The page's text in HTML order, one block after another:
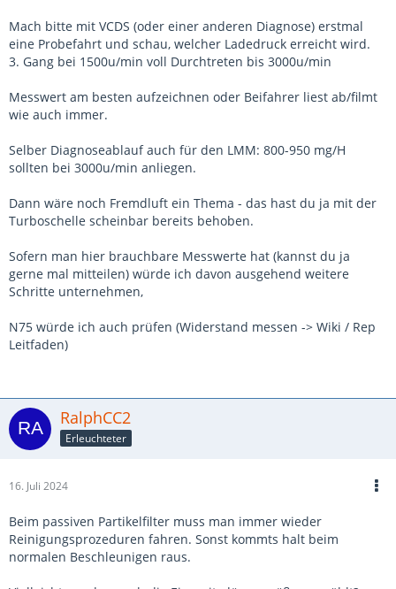
Mach bitte mit VCDS (oder einer anderen Diagnose) erstmal
eine Probefahrt und schau, welcher Ladedruck erreicht wird.
3. Gang bei 1500u/min voll Durchtreten bis 3000u/min
Messwert am besten aufzeichnen oder Beifahrer liest ab/filmt
wie auch immer.
Selber Diagnoseablauf auch für den LMM: 800-950 mg/H
sollten bei 3000u/min anliegen.
Dann wäre noch Fremdluft ein Thema - das hast du ja mit der
Turboschelle scheinbar bereits behoben.
Sofern man hier brauchbare Messwerte hat (kannst du ja
gerne mal mitteilen) würde ich davon ausgehend weitere
Schritte unternehmen,
N75 würde ich auch prüfen (Widerstand messen -> Wiki / Rep
Leitfaden)
RalphCC2
Erleuchteter
16. Juli 2024
Beim passiven Partikelfilter muss man immer wieder
Reinigungsprozeduren fahren. Sonst kommts halt beim
normalen Beschleunigen raus.